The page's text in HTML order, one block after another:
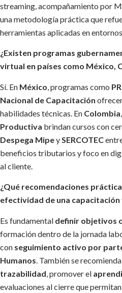
streaming, acompañamiento por
una metodología práctica que
herramientas aplicadas en
¿Existen programas
virtual en países como México,
Sí. En México , programas como
Nacional de Capacitación
habilidades técnicas. En Colombia
Productiva brindan cursos con
Despega Mipey SERCOTEC
beneficios tributarios y foco en
al cliente.
¿Qué recomendaciones
efectividad de una
Es fundamental definir objetivos
formación dentro de la jornada
con seguimiento activo por
Humanos . También se
trazabilidad , promover el
evaluaciones al cierre que